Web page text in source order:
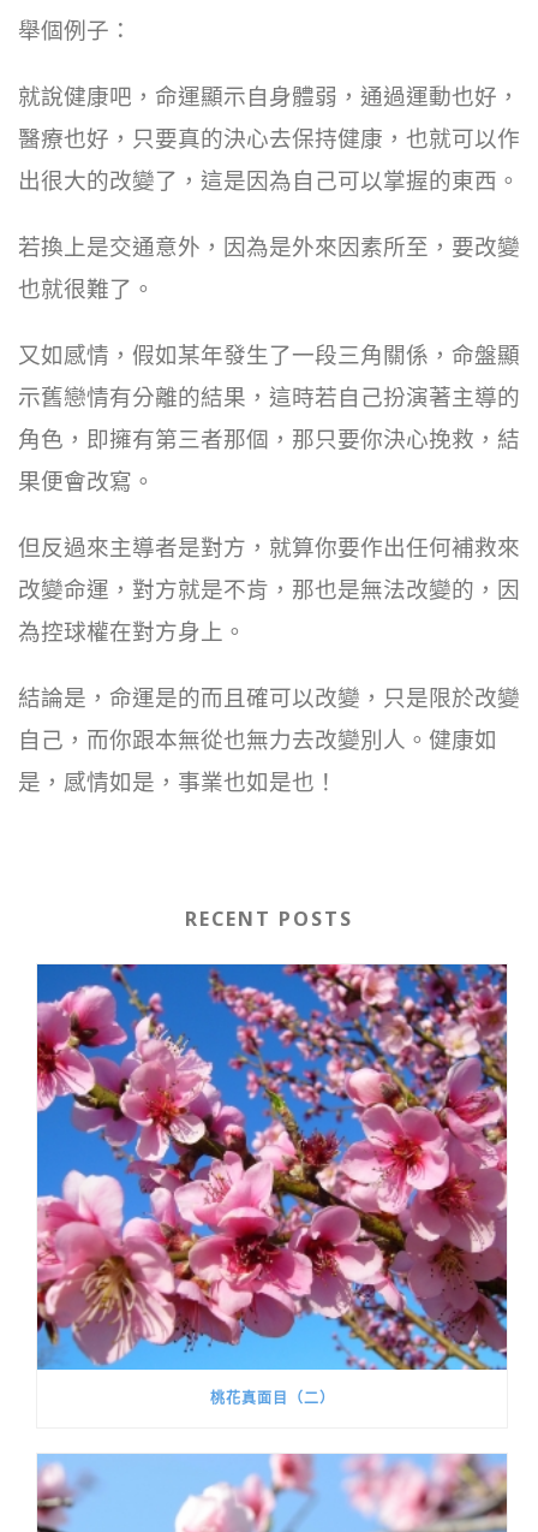
舉個例子：
就說健康吧，命運顯示自身體弱，通過運動也好，
醫療也好，只要真的決心去保持健康，也就可以作
出很大的改變了，這是因為自己可以掌握的東西。
若換上是交通意外，因為是外來因素所至，要改變
也就很難了。
又如感情，假如某年發生了一段三角關係，命盤顯
示舊戀情有分離的結果，這時若自己扮演著主導的
角色，即擁有第三者那個，那只要你決心挽救，結
果便會改寫。
但反過來主導者是對方，就算你要作出任何補救來
改變命運，對方就是不肯，那也是無法改變的，因
為控球權在對方身上。
結論是，命運是的而且確可以改變，只是限於改變
自己，而你跟本無從也無力去改變別人。健康如
是，感情如是，事業也如是也！
RECENT POSTS
桃花真面目（二）